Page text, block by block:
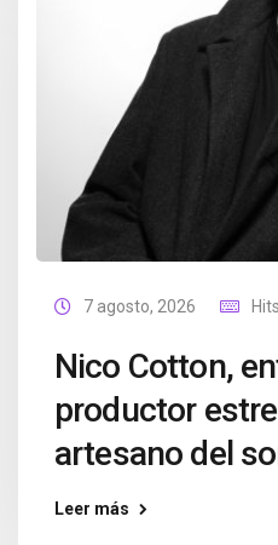
7 agosto, 2026
Nico Cotton,
productor
artesano del
Leer más